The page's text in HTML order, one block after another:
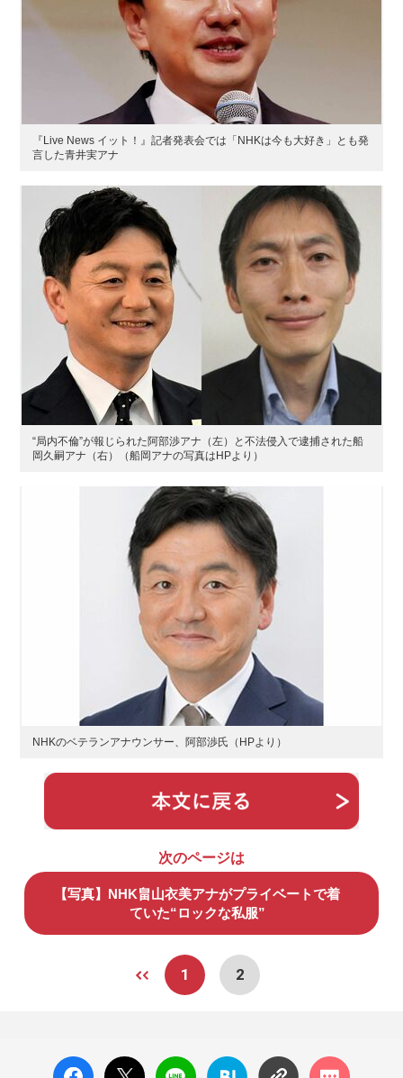
『Live News イット！』記者発表会では「NHKは今も大好き」とも発
言した青井実アナ
“局内不倫”が報じられた阿部渉アナ（左）と不法侵入で逮捕された船
岡久嗣アナ（右）（船岡アナの写真はHPより）
NHKのベテランアナウンサー、阿部渉氏（HPより）
次のページは
【写真】NHK畠山衣美アナがプライベートで着
ていた“ロックな私服”
1 2
facebo
X ポス
LINE
はてな
コメン